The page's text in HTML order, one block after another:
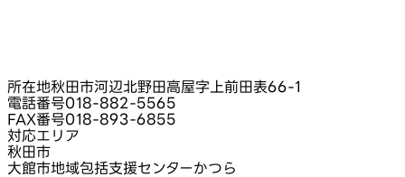
所在地秋田市河辺北野田高屋字上前田表66‑1
電話番号018-882-5565
FAX番号018-893-6855
対応エリア
秋田市
大館市地域包括支援センターかつら